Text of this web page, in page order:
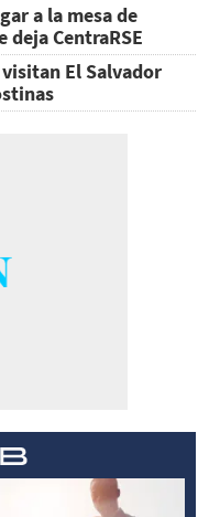
a la mesa de
CentraRSE
El Salvador